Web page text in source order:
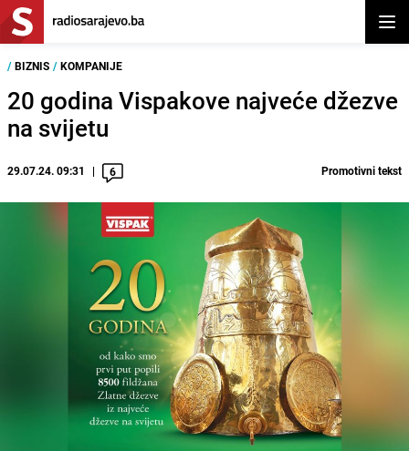
/ BIZNIS / KOMPANIJE
20 godina Vispakove najveće džezve
na svijetu
29.07.24. 09:31 6 Promotivni tekst